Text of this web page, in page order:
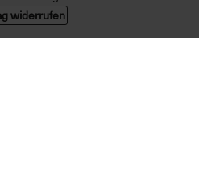
widerrufen